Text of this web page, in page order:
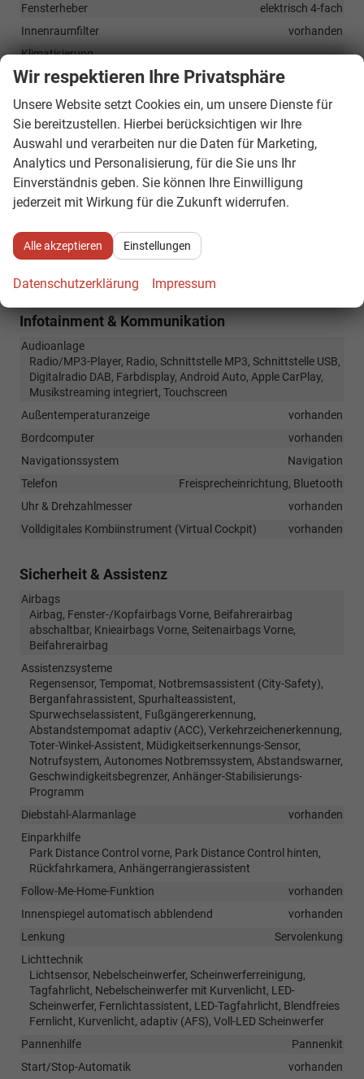
Fensterheber
elektrisch 4-fach
Innenraumfilter
vorhanden
Klimatisierung
Klimaautomatik, Klimaanlage hinten, 3-Zonen-Klimaautomatik
in Leder, höhenverstellbar, mit Multifunktionen, mit
Schaltwippen
Sitze
Komfortsitze, 7-Sitzer, 3. Sitzreihe, Isofix
(Kindersitzbefestigung), Rücksitzbank hinten geteilt,
Sitze: Lordosenstütze
Sitze: Verstellbarkeit
Höhenverstellbarer Fahrer- und Beifahrersitz
Infotainment & Kommunikation
Audioanlage
Radio/MP3-Player, Radio, Schnittstelle MP3, Schnittstelle USB,
Digitalradio DAB, Farbdisplay, Android Auto, Apple CarPlay,
Musikstreaming integriert, Touchscreen
Außentemperaturanzeige
vorhanden
Bordcomputer
vorhanden
Navigationssystem
Navigation
Telefon
Freisprecheinrichtung, Bluetooth
Uhr & Drehzahlmesser
vorhanden
Volldigitales Kombiinstrument (Virtual Cockpit)
vorhanden
Sicherheit & Assistenz
Airbags
Airbag, Fenster-/Kopfairbags Vorne, Beifahrerairbag
abschaltbar, Knieairbags Vorne, Seitenairbags Vorne,
Beifahrerairbag
Assistenzsysteme
Regensensor, Tempomat, Notbremsassistent (City-Safety),
Berganfahrassistent, Spurhalteassistent,
Spurwechselassistent, Fußgängererkennung,
Abstandstempomat adaptiv (ACC), Verkehrzeichenerkennung,
Toter-Winkel-Assistent, Müdigkeitserkennungs-Sensor,
Notrufsystem, Autonomes Notbremssystem, Abstandswarner,
Geschwindigkeitsbegrenzer, Anhänger-Stabilisierungs-
Programm
Diebstahl-Alarmanlage
vorhanden
Einparkhilfe
Park Distance Control vorne, Park Distance Control hinten,
Rückfahrkamera, Anhängerrangierassistent
Follow-Me-Home-Funktion
vorhanden
Innenspiegel automatisch abblendend
vorhanden
Lenkung
Servolenkung
Lichttechnik
Lichtsensor, Nebelscheinwerfer, Scheinwerferreinigung,
Tagfahrlicht, Nebelscheinwerfer mit Kurvenlicht, LED-
Scheinwerfer, Fernlichtassistent, LED-Tagfahrlicht, Blendfreies
Fernlicht, Kurvenlicht, adaptiv (AFS), Voll-LED Scheinwerfer
Pannenhilfe
Pannenkit
Start/Stop-Automatik
vorhanden
Wir respektieren Ihre Privatsphäre
Unsere Website setzt Cookies ein, um unsere Dienste für
Sie bereitzustellen. Hierbei berücksichtigen wir Ihre
Auswahl und verarbeiten nur die Daten für Marketing,
Analytics und Personalisierung, für die Sie uns Ihr
Einverständnis geben. Sie können Ihre Einwilligung
jederzeit mit Wirkung für die Zukunft widerrufen.
Alle akzeptieren Einstellungen
Datenschutzerklärung Impressum